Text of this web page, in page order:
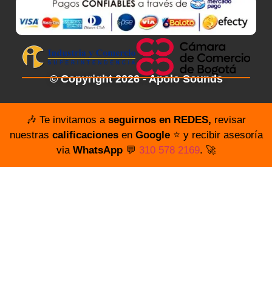
© Copyright 2026 - Apolo Sounds
🎶 Te invitamos a seguirnos en REDES, revisar
nuestras calificacionesen Google⭐️ y recibir asesoría
via WhatsApp💬 310 578 2169. 🚀